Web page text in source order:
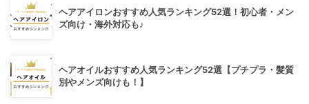
ヘアアイロンおすすめ人気ランキング52選！初心者・メン
ズ向け・海外対応も♪
ヘアオイルおすすめ人気ランキング52選【プチプラ・髪質
別やメンズ向けも！】